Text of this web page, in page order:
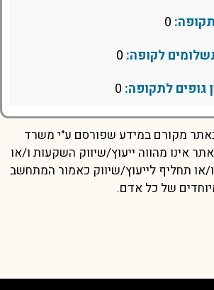
לקופה:
גופים לתקופה:
מקורם במידע שפורסם ע"י משרד
אינו מהווה ייעוץ/שיווק השקעות ו/או
ו/או תחליף לייעוץ/שיווק כאמור המתחשב
של כל אדם.